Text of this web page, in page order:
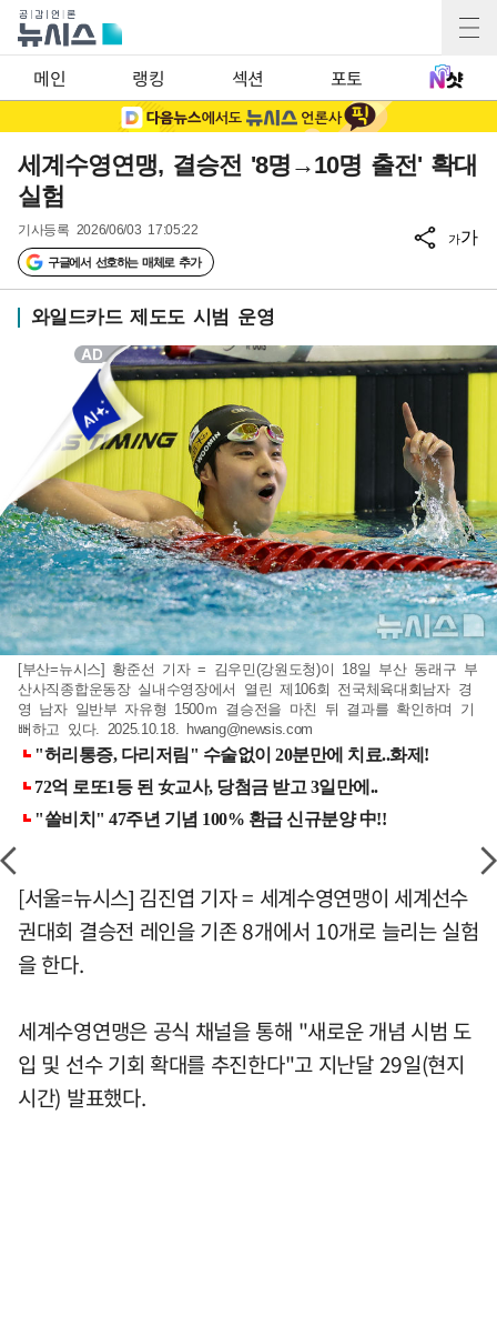
메인 랭킹 섹션 포토
세계수영연맹, 결승전 '8명→10명 출전' 확대
실험
기사등록 2026/06/03 17:05:22
구글에서 선호하는 매체로 추가
가가
와일드카드 제도도 시범 운영
[부산=뉴시스] 황준선 기자 = 김우민(강원도청)이 18일 부산 동래구 부
산사직종합운동장 실내수영장에서 열린 제106회 전국체육대회남자 경
영 남자 일반부 자유형 1500ｍ 결승전을 마친 뒤 결과를 확인하며 기
뻐하고 있다. 2025.10.18.
hwang@newsis.com
[서울=뉴시스] 김진엽 기자 = 세계수영연맹이 세계선수
권대회 결승전 레인을 기존 8개에서 10개로 늘리는 실험
을 한다.
세계수영연맹은 공식 채널을 통해 "새로운 개념 시범 도
입 및 선수 기회 확대를 추진한다"고 지난달 29일(현지
시간) 발표했다.